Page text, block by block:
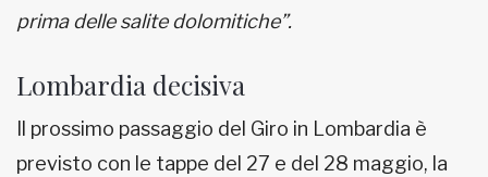
prima delle salite dolomitiche”.
Lombardia decisiva
Il prossimo passaggio del Giro in Lombardia è
previsto con le tappe del 27 e del 28 maggio, la